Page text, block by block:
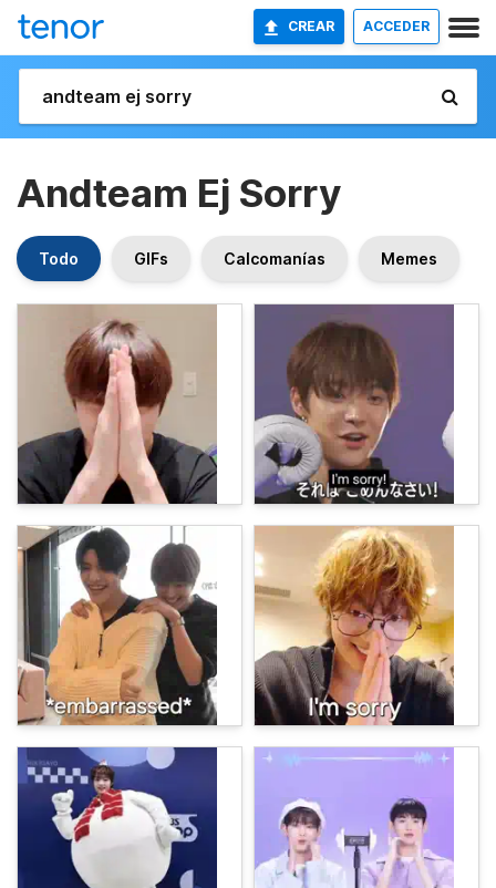
CREAR ACCEDER
Andteam Ej Sorry
Todo GIFs Calcomanías Memes